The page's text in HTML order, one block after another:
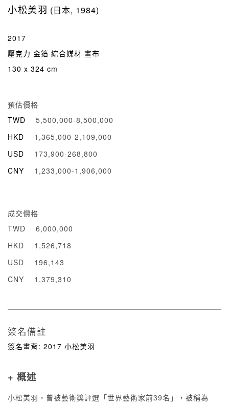
小松美羽 (日本, 1984)
2017
壓克力 金箔 綜合媒材 畫布
130 x 324 cm
預估價格
TWD
5,500,000-8,500,000
HKD
1,365,000-2,109,000
USD
173,900-268,800
CNY
1,233,000-1,906,000
成交價格
TWD
6,000,000
HKD
1,526,718
USD
196,143
CNY
1,379,310
簽名備註
簽名畫背: 2017 小松美羽
+ 概述
小松美羽，曾被藝術獎評選「世界藝術家前39名」，被稱為